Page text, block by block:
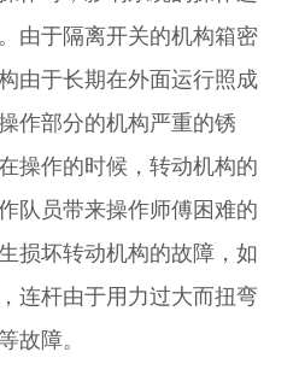
由于隔离开关的机构箱密
由于长期在外面运行照成
作部分的机构严重的锈
操作的时候，转动机构的
队员带来操作师傅困难的
损坏转动机构的故障，如
连杆由于用力过大而扭弯
故障。